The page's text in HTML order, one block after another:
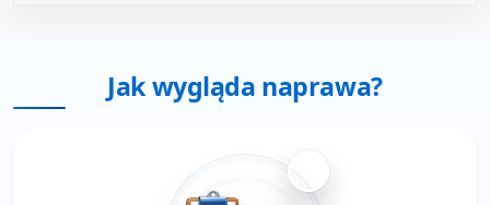
Jak wygląda naprawa?